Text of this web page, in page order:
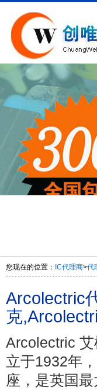
您现在的位置： IC代理商>代
Arcolectric
克
Arcolectric
立于1932年
座，是英国